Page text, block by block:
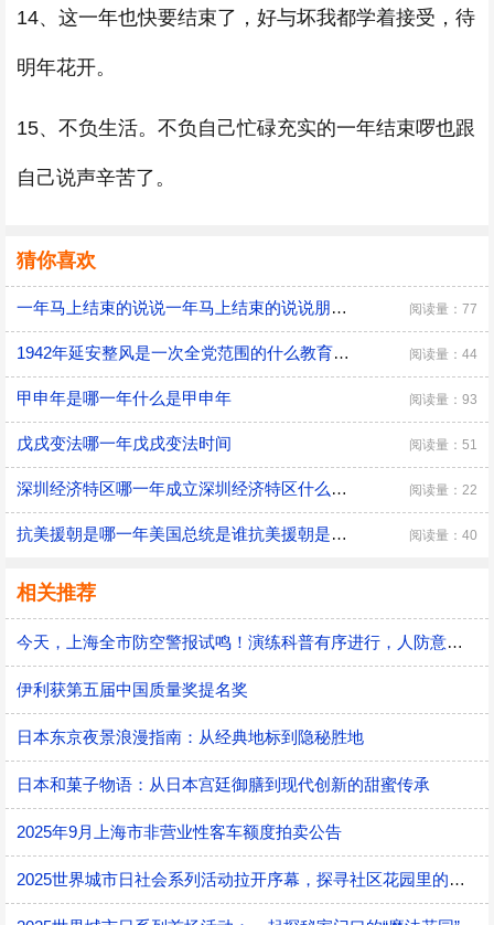
14、这一年也快要结束了，好与坏我都学着接受，待
明年花开。
15、不负生活。不负自己忙碌充实的一年结束啰也跟
自己说声辛苦了。
猜你喜欢
一年马上结束的说说一年马上结束的说说朋友圈 阅读量：77
1942年延安整风是一次全党范围的什么教育运动起因是什么 阅读量：44
甲申年是哪一年什么是甲申年 阅读量：93
戊戌变法哪一年戊戌变法时间 阅读量：51
深圳经济特区哪一年成立深圳经济特区什么时候成立 阅读量：22
抗美援朝是哪一年美国总统是谁抗美援朝是哪一年 阅读量：40
相关推荐
今天，上海全市防空警报试鸣！演练科普有序进行，人防意识“声入人心”
伊利获第五届中国质量奖提名奖
日本东京夜景浪漫指南：从经典地标到隐秘胜地
日本和菓子物语：从日本宫廷御膳到现代创新的甜蜜传承
2025年9月上海市非营业性客车额度拍卖公告
2025世界城市日社会系列活动拉开序幕，探寻社区花园里的智慧应用